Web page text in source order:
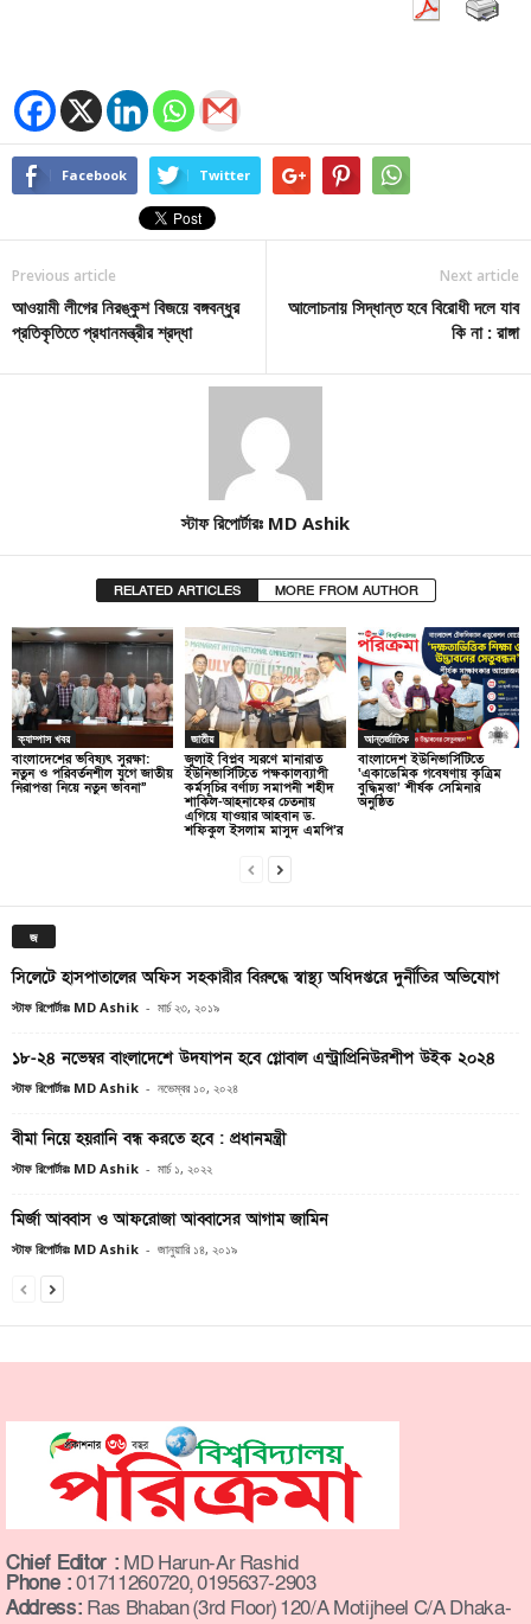
Facebook Twitter
Previous article
আওয়ামী লীগের নিরঙ্কুশ বিজয়ে বঙ্গবন্ধুর
প্রতিকৃতিতে প্রধানমন্ত্রীর শ্রদ্ধা
Next article
আলোচনায় সিদ্ধান্ত হবে বিরোধী দলে যাব
কি না : রাঙ্গা
স্টাফ রিপোর্টারঃ MD Ashik
RELATED ARTICLES MORE FROM AUTHOR
ক্যাম্পাস খবর
বাংলাদেশের ভবিষ্যৎ সুরক্ষা:
নতুন ও পরিবর্তনশীল যুগে জাতীয়
নিরাপত্তা নিয়ে নতুন ভাবনা”
জাতীয়
জুলাই বিপ্লব স্মরণে মানারাত
ইউনিভার্সিটিতে পক্ষকালব্যাপী
কর্মসূচির বর্ণাঢ্য সমাপনী শহীদ
শাকিল-আহনাফের চেতনায়
এগিয়ে যাওয়ার আহবান ড.
শফিকুল ইসলাম মাসুদ এমপি’র
আন্তর্জাতিক
বাংলাদেশ ইউনিভার্সিটিতে
‘একাডেমিক গবেষণায় কৃত্রিম
বুদ্ধিমত্তা’ শীর্ষক সেমিনার
অনুষ্ঠিত
জ
সিলেটে হাসপাতালের অফিস সহকারীর বিরুদ্ধে স্বাস্থ্য অধিদপ্তরে দুর্নীতির অভিযোগ
স্টাফ রিপোর্টারঃ MD Ashik - মার্চ ২৩, ২০১৯
১৮-২৪ নভেম্বর বাংলাদেশে উদযাপন হবে গ্লোবাল এন্ট্রাপ্রিনিউরশীপ উইক ২০২৪
স্টাফ রিপোর্টারঃ MD Ashik - নভেম্বর ১০, ২০২৪
বীমা নিয়ে হয়রানি বন্ধ করতে হবে : প্রধানমন্ত্রী
স্টাফ রিপোর্টারঃ MD Ashik - মার্চ ১, ২০২২
মির্জা আব্বাস ও আফরোজা আব্বাসের আগাম জামিন
স্টাফ রিপোর্টারঃ MD Ashik - জানুয়ারি ১৪, ২০১৯
Chief Editor : MD Harun-Ar Rashid
Phone :01711260720, 0195637-2903
Address: Ras Bhaban (3rd Floor) 120/A Motijheel C/A Dhaka-